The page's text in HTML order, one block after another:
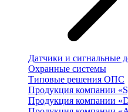
Датчики и сигнальные
Охранные системы
Типовые решения ОПС
Продукция компании
Продукция компании